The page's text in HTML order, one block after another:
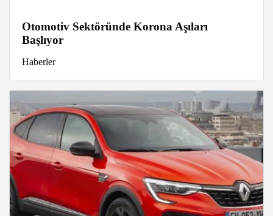
Otomotiv Sektöründe Korona Aşıları
Başlıyor
Haberler